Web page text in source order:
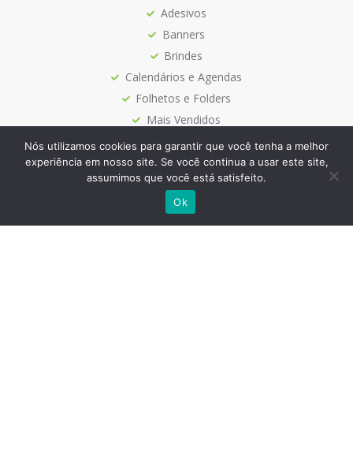
Adesivos
Banners
Brindes
Calendários e Agendas
Folhetos e Folders
Mais Vendidos
Papelaria
Siga-nos
Nós utilizamos cookies para garantir que você tenha a melhor
experiência em nosso site. Se você continua a usar este site,
assumimos que você está satisfeito.
Ok